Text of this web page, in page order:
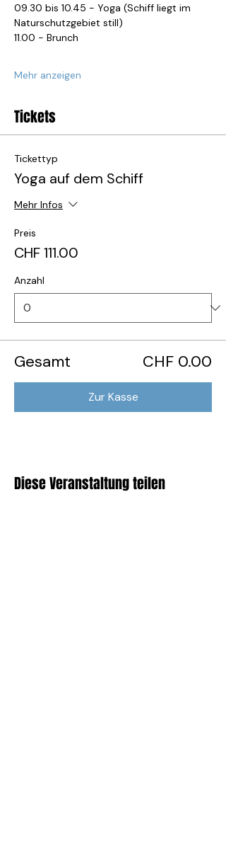
09.30 bis 10.45 - Yoga (Schiff liegt im
Naturschutzgebiet still)
11.00 - Brunch
Mehr anzeigen
Tickets
Tickettyp
Yoga auf dem Schiff
Mehr Infos
Preis
CHF 111.00
Anzahl
Gesamt CHF 0.00
Zur Kasse
Diese Veranstaltung teilen